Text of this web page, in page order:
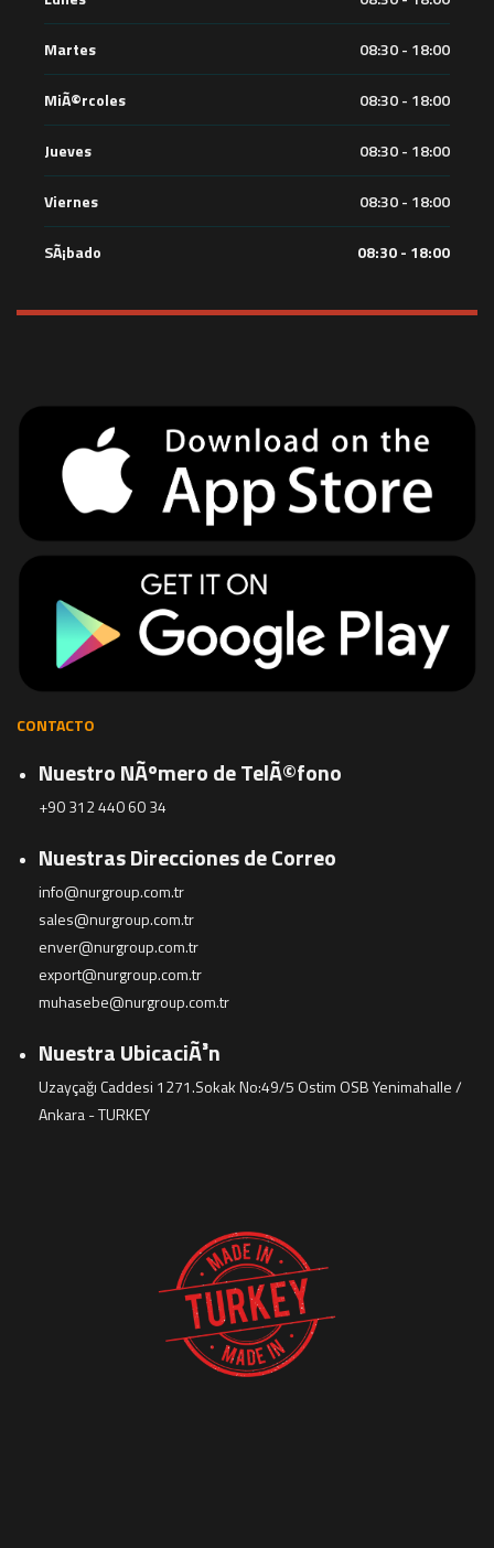
Martes 08:30 - 18:00
MiÃ©rcoles 08:30 - 18:00
Jueves 08:30 - 18:00
Viernes 08:30 - 18:00
SÃ¡bado 08:30 - 18:00
CONTACTO
Nuestro NÃºmero de TelÃ©fono
+90 312 440 60 34
Nuestras Direcciones de Correo
info@nurgroup.com.tr
sales@nurgroup.com.tr
enver@nurgroup.com.tr
export@nurgroup.com.tr
muhasebe@nurgroup.com.tr
Nuestra UbicaciÃ³n
Uzayçağı Caddesi 1271.Sokak No:49/5 Ostim OSB Yenimahalle /
Ankara - TURKEY